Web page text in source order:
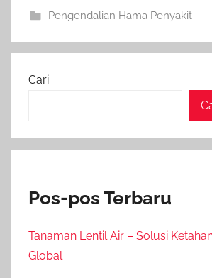
Pengendalian Hama Penyakit
Cari
Pos-pos Terbaru
Tanaman Lentil Air – Solusi
Global